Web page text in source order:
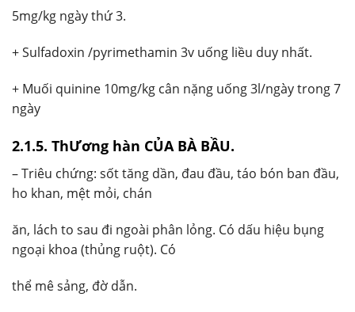
5mg/kg ngày thứ 3.
+ Sulfadoxin /pyrimethamin 3v uống liều duy nhất.
+ Muối quinine 10mg/kg cân nặng uống 3l/ngày trong 7
ngày
2.1.5. ThƯơng hàn CỦA BÀ BẦU.
– Triêu chứng: sốt tăng dần, đau đầu, táo bón ban đầu,
ho khan, mệt mỏi, chán
ăn, lách to sau đi ngoài phân lỏng. Có dấu hiệu bụng
ngoại khoa (thủng ruột). Có
thể mê sảng, đờ dẫn.